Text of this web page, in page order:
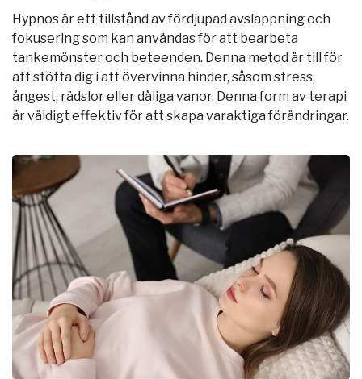
Hypnos är ett tillstånd av fördjupad avslappning och
fokusering som kan användas för att bearbeta
tankemönster och beteenden. Denna metod är till för
att stötta dig i att övervinna hinder, såsom stress,
ångest, rädslor eller dåliga vanor. Denna form av terapi
är väldigt effektiv för att skapa varaktiga förändringar.